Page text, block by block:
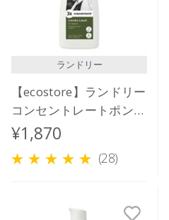
ランドリー
【ecostore】ランドリー
コンセントレートポンプ
＜ユーカリ＞ 480mL
¥1,870
(28)